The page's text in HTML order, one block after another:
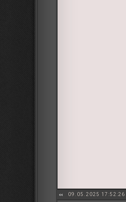
09.05.2025 17:52:26